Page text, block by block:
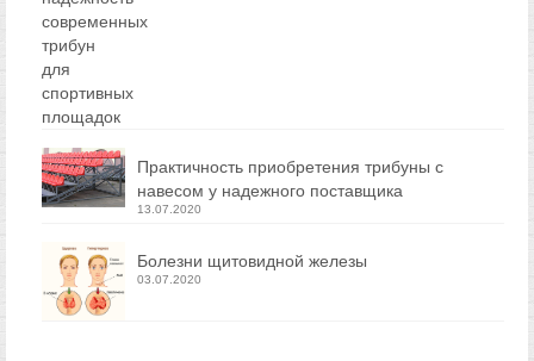
Практичность приобретения трибуны с
навесом у надежного поставщика
13.07.2020
Болезни щитовидной железы
03.07.2020